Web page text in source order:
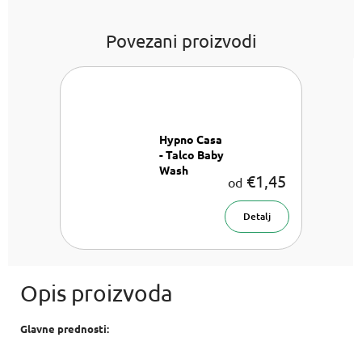
Povezani proizvodi
Hypno Casa
- Talco Baby
Wash
od €1,45
Detalj
Glavne prednosti: